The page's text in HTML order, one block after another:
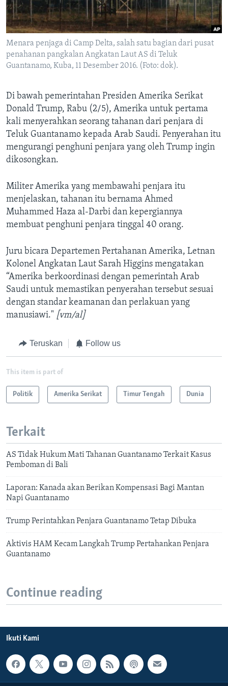
Menara penjaga di Camp Delta, salah satu bagian dari pusat
penahanan pangkalan Angkatan Laut AS di Teluk
Guantanamo, Kuba, 11 Desember 2016. (Foto: dok).
Di bawah pemerintahan Presiden Amerika Serikat
Donald Trump, Rabu (2/5), Amerika untuk pertama
kali menyerahkan seorang tahanan dari penjara di
Teluk Guantanamo kepada Arab Saudi. Penyerahan itu
mengurangi penghuni penjara yang oleh Trump ingin
dikosongkan.
Militer Amerika yang membawahi penjara itu
menjelaskan, tahanan itu bernama Ahmed
Muhammed Haza al-Darbi dan kepergiannya
membuat penghuni penjara tinggal 40 orang.
Juru bicara Departemen Pertahanan Amerika, Letnan
Kolonel Angkatan Laut Sarah Higgins mengatakan
“Amerika berkoordinasi dengan pemerintah Arab
Saudi untuk memastikan penyerahan tersebut sesuai
dengan standar keamanan dan perlakuan yang
manusiawi." [vm/al]
Teruskan Follow us
This item is part of
Politik Amerika Serikat Timur Tengah Dunia
Terkait
AS Tidak Hukum Mati Tahanan Guantanamo Terkait Kasus
Pemboman di Bali
Laporan: Kanada akan Berikan Kompensasi Bagi Mantan
Napi Guantanamo
Trump Perintahkan Penjara Guantanamo Tetap Dibuka
Aktivis HAM Kecam Langkah Trump Pertahankan Penjara
Guantanamo
Continue reading
Ikuti Kami